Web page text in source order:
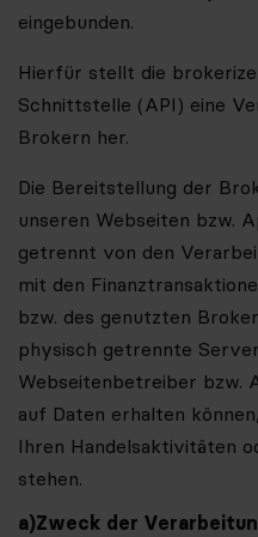
eingebunden.
Hierfür stellt die
Schnittstelle (API) eine
Brokern her.
Die Bereitstellung der
unseren Webseiten bzw.
getrennt von den
mit den
bzw. des genutzten
physisch getrennte
Webseitenbetreiber bzw.
auf Daten erhalten
Ihren Handelsaktivitäten
stehen.
a)Zweck der